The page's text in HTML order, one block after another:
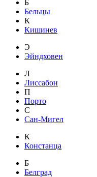
Б
Бельцы
К
Кишинев
Э
Эйндховен
Л
Лиссабон
П
Порто
С
Сан-Мигел
К
Констанца
Б
Белград